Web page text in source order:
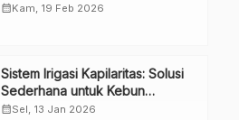
Cocok untuk Anda?
calendar_monthKam, 19 Feb 2026
Sistem Irigasi Kapilaritas: Solusi
Sederhana untuk Kebun
Rumahan
calendar_monthSel, 13 Jan 2026